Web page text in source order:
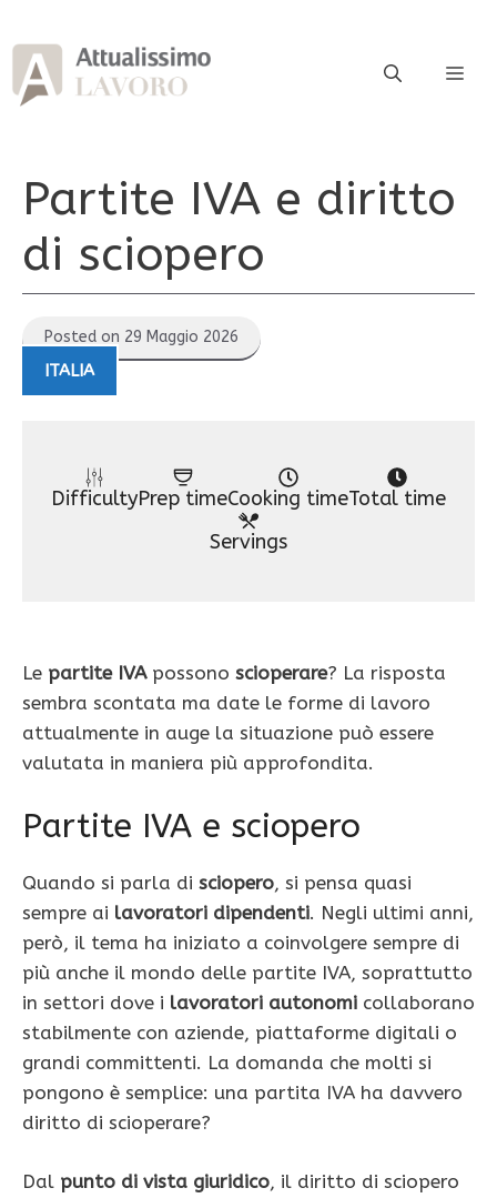
al
contenuto
Partite IVA e diritto
di sciopero
Posted on 29 Maggio 2026
ITALIA
DifficultyPrep timeCooking timeTotal time
Servings
Le partite IVApossono scioperare? La risposta
sembra scontata ma date le forme di lavoro
attualmente in auge la situazione può essere
valutata in maniera più approfondita.
Partite IVA e sciopero
Quando si parla di sciopero, si pensa quasi
sempre ai lavoratori dipendenti. Negli ultimi anni,
però, il tema ha iniziato a coinvolgere sempre di
più anche il mondo delle partite IVA, soprattutto
in settori dove i lavoratori autonomi collaborano
stabilmente con aziende, piattaforme digitali o
grandi committenti. La domanda che molti si
pongono è semplice: una partita IVA ha davvero
diritto di scioperare?
Dal punto di vista giuridico, il diritto di sciopero